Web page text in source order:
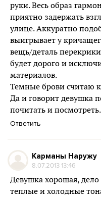
руки. Весь образ
приятно задержать
улице. Аккуратно
выигрывает у
вещь/деталь
будет дорого и
материалов.
Темные брови считаю
Да и говорит девушка
почитать и посмотреть.
Ответить
Карманы Наружу
8.07.2013 13:46
Девушка хорошая, дело
теплые и холодные